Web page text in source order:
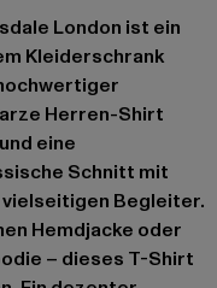
London ist ein
Kleiderschrank
Herren-Shirt
eine
Schnitt mit
Begleiter.
Hemdjacke oder
– dieses T-Shirt